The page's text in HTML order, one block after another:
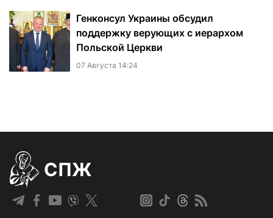
Генконсул Украины обсудил
поддержку верующих с иерархом
Польской Церкви
07 Августа 14:24
СПЖ